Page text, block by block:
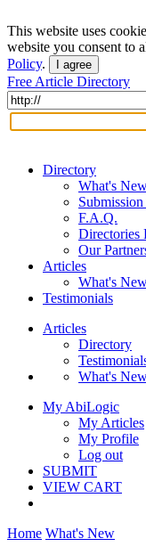
This website uses
website you consent to
Policy. I agree
Free Article Directory
Directory
What's
F.A.Q.
Directories
Our
Articles
What's
Testimonials
Articles
Directory
What's
My AbiLogic
My Articles
My Profile
Log out
SUBMIT
VIEW CART
Home What's New